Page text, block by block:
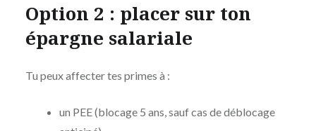
Option 2 : placer sur ton
épargne salariale
Tu peux affecter tes primes à :
un PEE (blocage 5 ans, sauf cas de déblocage